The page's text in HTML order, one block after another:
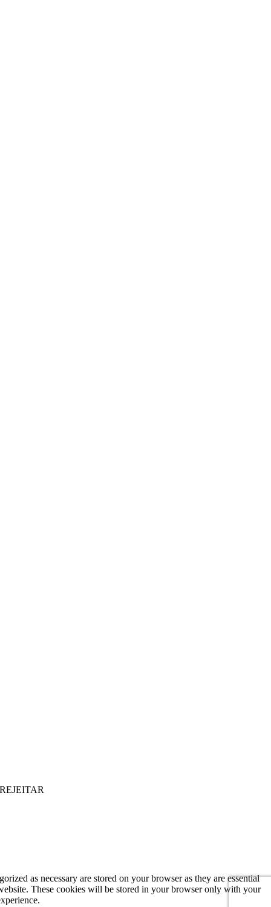
REJEITAR
as necessary are stored on your browser as they are essential
These cookies will be stored in your browser only with your